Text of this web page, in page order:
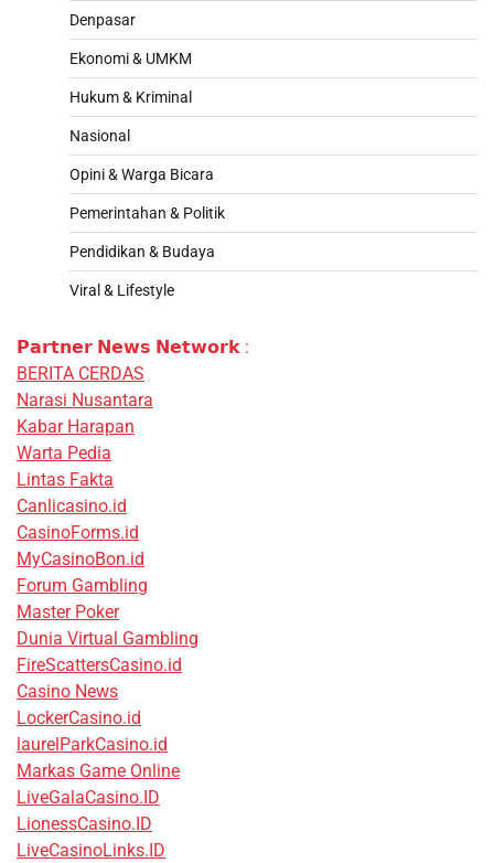
Denpasar
Ekonomi & UMKM
Hukum & Kriminal
Nasional
Opini & Warga Bicara
Pemerintahan & Politik
Pendidikan & Budaya
Viral & Lifestyle
𝗣𝗮𝗿𝘁𝗻𝗲𝗿 𝗡𝗲𝘄𝘀 𝗡𝗲𝘁𝘄𝗼𝗿𝗸 :
BERITA CERDAS
Narasi Nusantara
Kabar Harapan
Warta Pedia
Lintas Fakta
Canlicasino.id
CasinoForms.id
MyCasinoBon.id
Forum Gambling
Master Poker
Dunia Virtual Gambling
FireScattersCasino.id
Casino News
LockerCasino.id
laurelParkCasino.id
Markas Game Online
LiveGalaCasino.ID
LionessCasino.ID
LiveCasinoLinks.ID